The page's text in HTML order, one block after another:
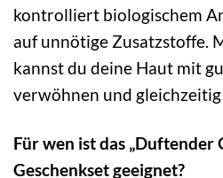
kontrolliert biologischem
auf unnötige Zusatzstoffe.
kannst du deine Haut mit
verwöhnen und
Für wen ist das „Duftender
Geschenkset geeignet?